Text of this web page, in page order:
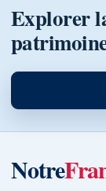
Explorer
Notre